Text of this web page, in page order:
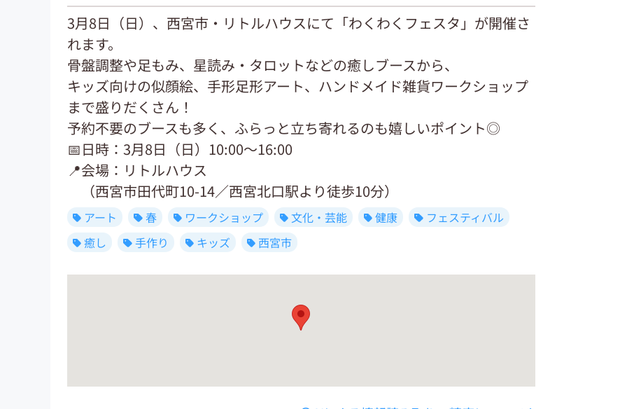
3月8日（日）、西宮市・リトルハウスにて「わくわくフェスタ」が開催さ
れます。
骨盤調整や足もみ、星読み・タロットなどの癒しブースから、
キッズ向けの似顔絵、手形足形アート、ハンドメイド雑貨ワークショップ
まで盛りだくさん！
予約不要のブースも多く、ふらっと立ち寄れるのも嬉しいポイント◎
📅日時：3月8日（日）10:00〜16:00
📍会場：リトルハウス
（西宮市田代町10-14／西宮北口駅より徒歩10分）
アート 春 ワークショップ 文化・芸能 健康
フェスティバル
癒し
手作り キッズ 西宮市